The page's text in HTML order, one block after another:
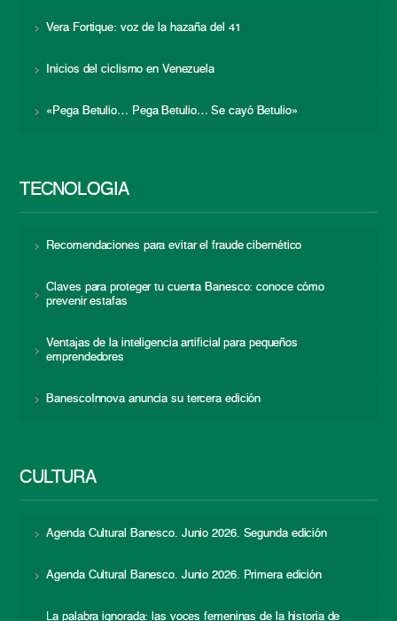
Vera Fortique: voz de la hazaña del 41
Inicios del ciclismo en Venezuela
«Pega Betulio… Pega Betulio… Se cayó Betulio»
TECNOLOGÍA
Recomendaciones para evitar el fraude cibernético
Claves para proteger tu cuenta Banesco: conoce cómo
prevenir estafas
Ventajas de la inteligencia artificial para pequeños
emprendedores
BanescoInnova anuncia su tercera edición
CULTURA
Agenda Cultural Banesco. Junio 2026. Segunda edición
Agenda Cultural Banesco. Junio 2026. Primera edición
La palabra ignorada: las voces femeninas de la historia de